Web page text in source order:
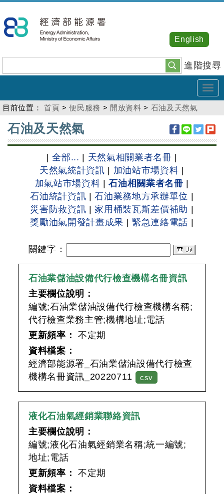
到
主
內
容
進階搜尋
English
目前位置： 首頁 >便民服務 > 開放資料 > 石油及天然氣
:::
石油及天然氣
|全部... 天然氣相關業者名冊
天然氣統計資訊
加油站市場資料
加氣站市場資料 |石油相關業者名冊
石油統計資訊 |石油業務地方承辦單位
災害防救資訊
家用桶裝瓦斯差價補助
獎勵油氣開發計畫成果
緊急連絡電話
關鍵字 ：
石油業儲油設備代行檢查機構名冊資訊
主要欄位說明：
編號;石油業儲油設備代行檢查機構名稱;
代行檢查業務主管;機構地址;電話
更新頻率：
不定期
資料檔案：
經濟部能源署_石油業儲油設備代行檢查
機構名冊資訊_20220711
csv
液化石油氣經銷業聯絡資訊
主要欄位說明：
編號;液化石油氣經銷業名稱;統一編號;
地址;電話
更新頻率：
不定期
資料檔案：